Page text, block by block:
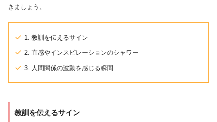
きましょう。
1. 教訓を伝えるサイン
2. 直感やインスピレーションのシャワー
3. 人間関係の波動を感じる瞬間
教訓を伝えるサイン